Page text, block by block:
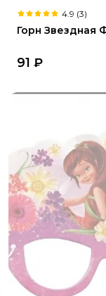
4.9 (3)
Горн Звездная
91 ₽